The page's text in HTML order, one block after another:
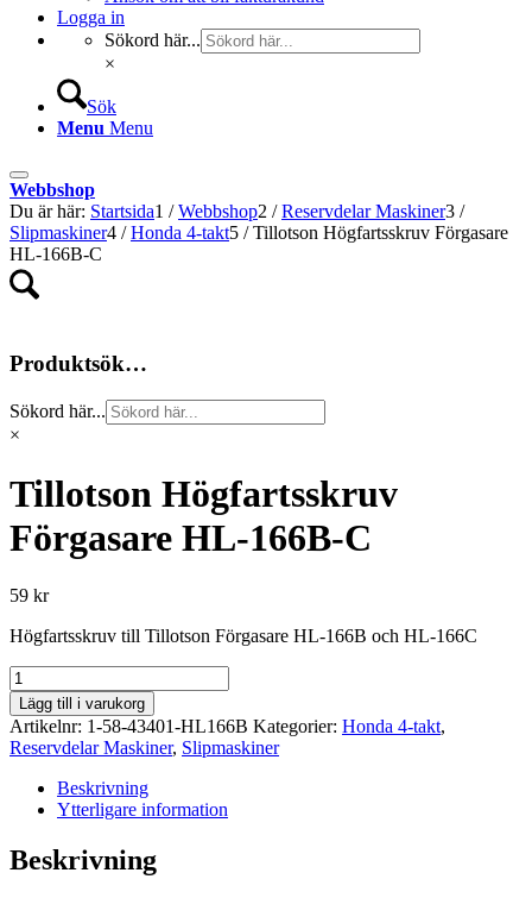
Logga in
Sökord här...
×
Sök
Menu Menu
Webbshop
Du är här: Startsida1 / Webbshop2 / Reservdelar Maskiner3 /
Slipmaskiner4 / Honda 4-takt5 / Tillotson Högfartsskruv Förgasare
HL-166B-C
Produktsök…
Sökord här...
×
Tillotson Högfartsskruv
Förgasare HL-166B-C
59 kr
Högfartsskruv till Tillotson Förgasare HL-166B och HL-166C
Tillotson
Högfartsskruv
Förgasare
HL-
166B-
mängd
Lägg till i varukorg
Artikelnr: 1-58-43401-HL166B Kategorier: Honda 4-takt,
Reservdelar Maskiner, Slipmaskiner
Beskrivning
Ytterligare information
Beskrivning